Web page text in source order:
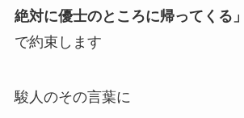
絶対に優士のところに帰ってくる」
で約束します
駿人のその言葉に